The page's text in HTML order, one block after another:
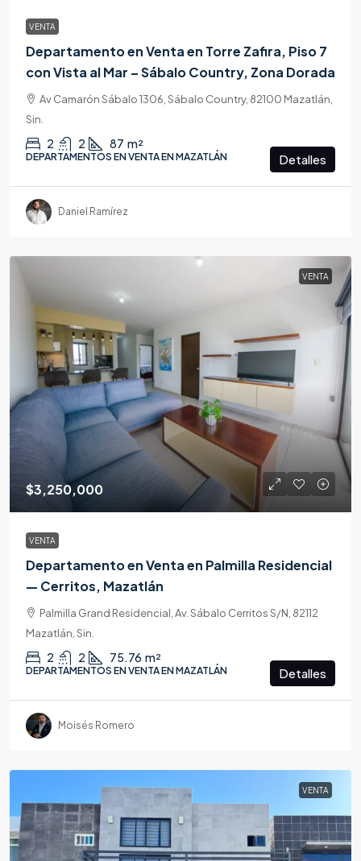
VENTA
Departamento en Venta en Torre Zafira, Piso 7
con Vista al Mar – Sábalo Country, Zona Dorada
Av Camarón Sábalo 1306, Sábalo Country, 82100 Mazatlán,
Sin.
2 2 87 m²
DEPARTAMENTOS EN VENTA EN MAZATLÁN Detalles
Daniel Ramírez
VENTA
$3,250,000
VENTA
Departamento en Venta en Palmilla Residencial
— Cerritos, Mazatlán
Palmilla Grand Residencial, Av. Sábalo Cerritos S/N, 82112
Mazatlán, Sin.
2 2 75.76 m²
DEPARTAMENTOS EN VENTA EN MAZATLÁN Detalles
Moisés Romero
VENTA